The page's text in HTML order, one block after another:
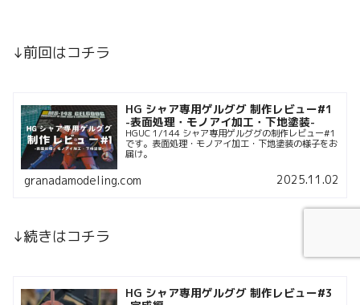
↓前回はコチラ
HG シャア専用ゲルググ 制作レビュー#1
-表面処理・モノアイ加工・下地塗装-
HGUC 1/144 シャア専用ゲルググの制作レビュー#1
です。表面処理・モノアイ加工・下地塗装の様子をお
届け。
granadamodeling.com 2025.11.02
↓続きはコチラ
HG シャア専用ゲルググ 制作レビュー#3